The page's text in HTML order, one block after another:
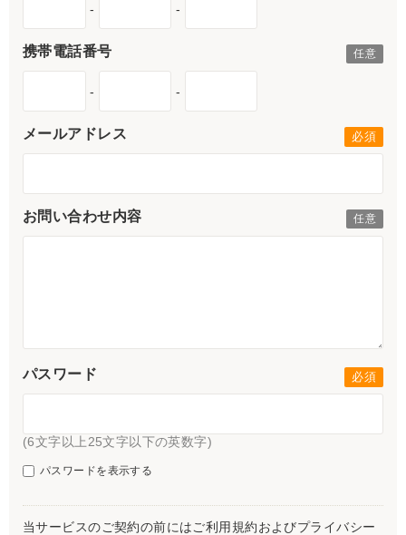
- -
携帯電話番号
- -
メールアドレス
お問い合わせ内容
パスワード
(6文字以上25文字以下の英数字)
パスワードを表示する
当サービスのご契約の前にはご利用規約およびプライバシー